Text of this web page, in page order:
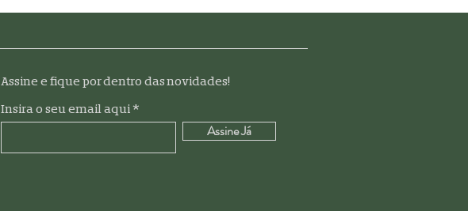
Assine e fique por dentro das novidades!
Insira o seu email aqui
Assine Já